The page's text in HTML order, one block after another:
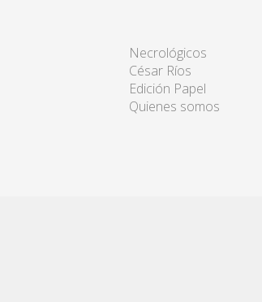
Necrológicos
César Ríos
Edición Papel
Quienes somos